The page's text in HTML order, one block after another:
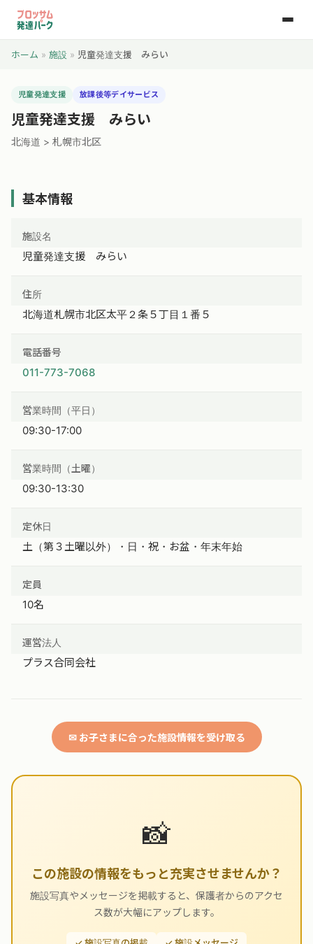
ホーム » 施設 » 児童発達支援 みらい
児童発達支援 放課後等デイサービス
児童発達支援 みらい
北海道 > 札幌市北区
基本情報
施設名
児童発達支援 みらい
住所
北海道札幌市北区太平２条５丁目１番５
電話番号
011-773-7068
営業時間（平日）
09:30-17:00
営業時間（土曜）
09:30-13:30
定休日
土（第３土曜以外）・日・祝・お盆・年末年始
定員
10名
運営法人
プラス合同会社
✉ お子さまに合った施設情報を受け取る
📸
この施設の情報をもっと充実させませんか？
施設写真やメッセージを掲載すると、保護者からのアクセ
ス数が大幅にアップします。